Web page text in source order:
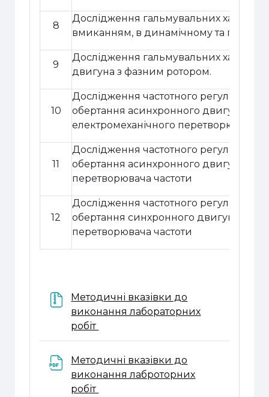
8
Дослідження гальмувальних
вмиканням, в динамічному та
9
Дослідження гальмувальних
двигуна з фазним ротором.
10
Дослідження частотного регулювання
обертання асинхронного двигуна за
електромеханічного перетворювача
11
Дослідження частотного регулювання
обертання асинхронного двигуна за
перетворювача частоти
12
Дослідження частотного регулювання
обертання синхронного двигуна за
перетворювача частоти
Методичні вказівки до
виконання лабораторних
робіт
Методичні вказівки до
виконання лаброторних
робіт